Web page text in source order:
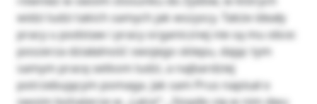
widzi ludzi takich samych jak wszyscy. Także ideały
pracy u podstaw i pracy organicznej nie są mu obce:
poszerza działalność swojego sklepu, dając tym
samym pracę setkom ludzi, a najbardziej
potrzebującym pomaga. Jak sam Prus napisał o